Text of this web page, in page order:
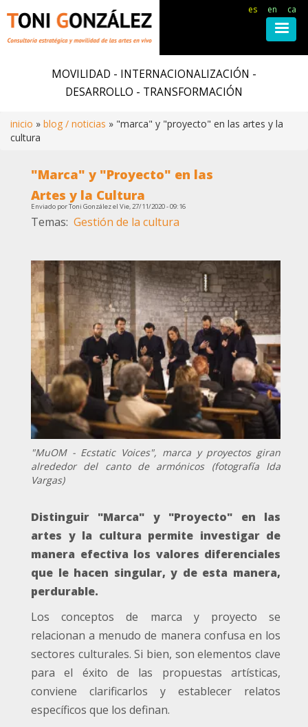
MOVILIDAD - INTERNACIONALIZACIÓN -
DESARROLLO - TRANSFORMACIÓN
Ruta
de
navegación
inicio blog / noticias
"marca" y "proyecto" en las artes y la
cultura
es en ca
"Marca" y "Proyecto" en las
Artes y la Cultura
Enviado porToni Gonzálezel Vie, 27/11/2020 - 09:16
Temas Gestión de la cultura
"MuOM - Ecstatic Voices", marca y proyectos giran
alrededor del canto de armónicos (fotografía Ida
Vargas)
Distinguir "Marca" y "Proyecto" en las
artes y la cultura permite investigar de
manera efectiva los valores diferenciales
que le hacen singular, y de esta manera,
perdurable.
Los conceptos de marca y proyecto se
relacionan a menudo de manera confusa en los
sectores culturales. Si bien, son elementos clave
para el éxito de las propuestas artísticas,
conviene clarificarlos y establecer relatos
específicos que los definan.